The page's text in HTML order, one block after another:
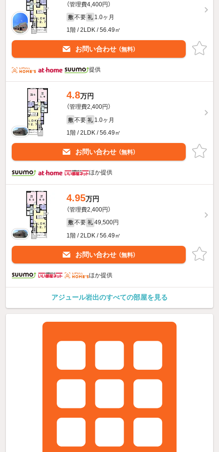
（管理費4,400円）
敷 不要 礼 1.0ヶ月
1階 / 2LDK / 56.49㎡
お問い合わせ （無料）
提供
4.8万円
（管理費2,400円）
敷 不要 礼 1.0ヶ月
1階 / 2LDK / 56.49㎡
お問い合わせ （無料）
ほか提供
4.95万円
（管理費2,400円）
敷 不要 礼 49,500円
1階 / 2LDK / 56.49㎡
お問い合わせ （無料）
ほか提供
アジュール岩出のすべての部屋を見る